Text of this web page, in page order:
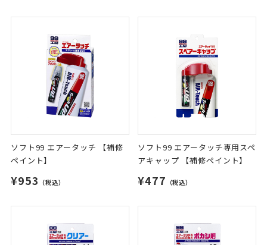
ソフト99 エアータッチ 【補修
ペイント】
¥953 （税込）
ソフト99 エアータッチ専用スペ
アキャップ 【補修ペイント】
¥477 （税込）